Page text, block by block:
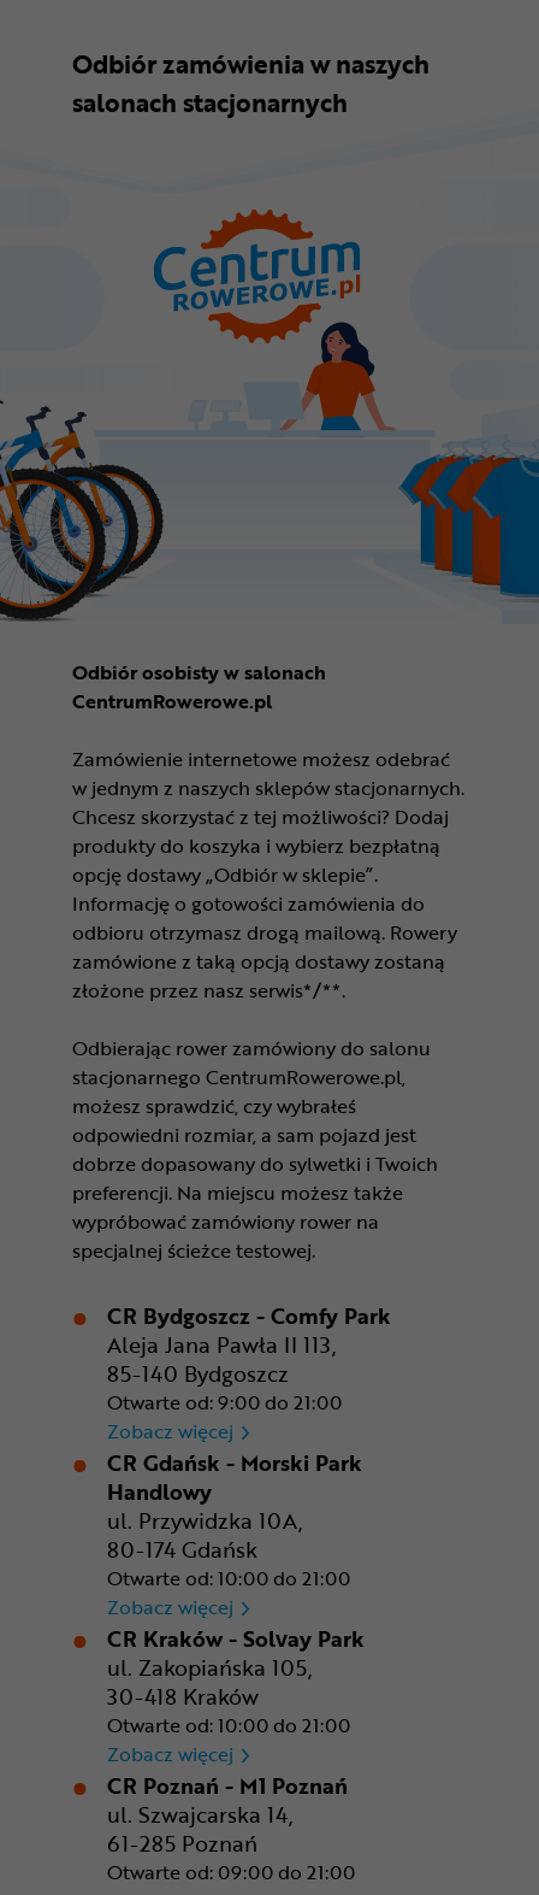
Odbiór zamówienia w naszych
salonach stacjonarnych
Odbiór osobisty w salonach
CentrumRowerowe.pl
Zamówienie internetowe możesz odebrać
w jednym z naszych sklepów stacjonarnych.
Chcesz skorzystać z tej możliwości? Dodaj
produkty do koszyka i wybierz bezpłatną
opcję dostawy „Odbiór w sklepie”.
Informację o gotowości zamówienia do
odbioru otrzymasz drogą mailową. Rowery
zamówione z taką opcją dostawy zostaną
złożone przez nasz serwis*/**.
Odbierając rower zamówiony do salonu
stacjonarnego CentrumRowerowe.pl,
możesz sprawdzić, czy wybrałeś
odpowiedni rozmiar, a sam pojazd jest
dobrze dopasowany do sylwetki i Twoich
preferencji. Na miejscu możesz także
wypróbować zamówiony rower na
specjalnej ścieżce testowej.
CR Bydgoszcz - Comfy Park
Aleja Jana Pawła II 113,
85-140 Bydgoszcz
Otwarte od: 9:00 do 21:00
Zobacz więcej CR Bydgoszcz - Comfy Park
CR Gdańsk - Morski Park
Handlowy
ul. Przywidzka 10A,
80-174 Gdańsk
Otwarte od: 10:00 do 21:00
Zobacz więcej CR Gdańsk - Morski Park
CR Kraków - Solvay Park
ul. Zakopiańska 105,
30-418 Kraków
Otwarte od: 10:00 do 21:00
Zobacz więcej CR Kraków - Solvay Park
CR Poznań - M1 Poznań
ul. Szwajcarska 14,
61-285 Poznań
Otwarte od: 09:00 do 21:00